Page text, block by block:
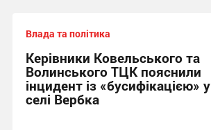
Влада та політика
Керівники Ковельського та
Волинського ТЦК пояснили
інцидент із «бусифікацією» у
селі Вербка